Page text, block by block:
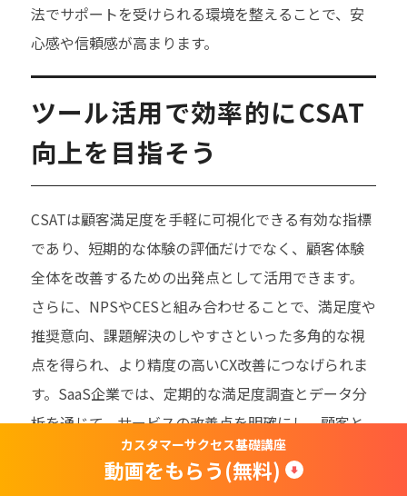
法でサポートを受けられる環境を整えることで、安
心感や信頼感が高まります。
ツール活用で効率的にCSAT
向上を目指そう
CSATは顧客満足度を手軽に可視化できる有効な指標
であり、短期的な体験の評価だけでなく、顧客体験
全体を改善するための出発点として活用できます。
さらに、NPSやCESと組み合わせることで、満足度や
推奨意向、課題解決のしやすさといった多角的な視
点を得られ、より精度の高いCX改善につなげられま
す。SaaS企業では、定期的な満足度調査とデータ分
析を通じて、サービスの改善点を明確にし、顧客と
の信頼関係を築くことが長期的な成長につながりま
カスタマーサクセス基礎講座
動画をもらう(無料)